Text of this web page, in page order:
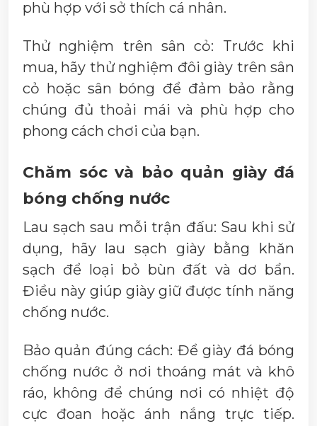
phù hợp với sở thích cá nhân.
Thử nghiệm trên sân cỏ: Trước khi
mua, hãy thử nghiệm đôi giày trên sân
cỏ hoặc sân bóng để đảm bảo rằng
chúng đủ thoải mái và phù hợp cho
phong cách chơi của bạn.
Chăm sóc và bảo quản giày đá
bóng chống nước
Lau sạch sau mỗi trận đấu: Sau khi sử
dụng, hãy lau sạch giày bằng khăn
sạch để loại bỏ bùn đất và dơ bẩn.
Điều này giúp giày giữ được tính năng
chống nước.
Bảo quản đúng cách: Để giày đá bóng
chống nước ở nơi thoáng mát và khô
ráo, không để chúng nơi có nhiệt độ
cực đoan hoặc ánh nắng trực tiếp.